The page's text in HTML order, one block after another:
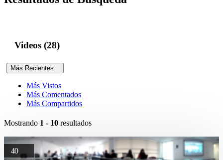
Videos (28)
Más Recientes
Más Vistos
Más Comentados
Más Compartidos
Mostrando 1 - 10 resultados
40